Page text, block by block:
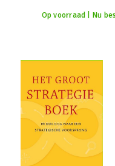
Op voorraad | Nu